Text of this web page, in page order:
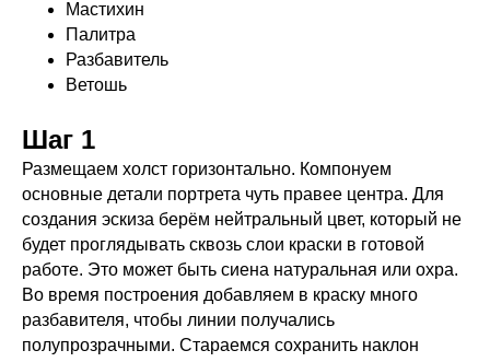
Мастихин
Палитра
Разбавитель
Ветошь
Шаг 1
Размещаем холст горизонтально. Компонуем
основные детали портрета чуть правее центра. Для
создания эскиза берём нейтральный цвет, который не
будет проглядывать сквозь слои краски в готовой
работе. Это может быть сиена натуральная или охра.
Во время построения добавляем в краску много
разбавителя, чтобы линии получались
полупрозрачными. Стараемся сохранить наклон